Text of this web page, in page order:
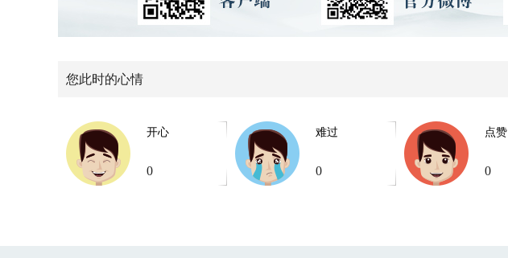
您此时的心情
开心
0
难过
0
点赞
0